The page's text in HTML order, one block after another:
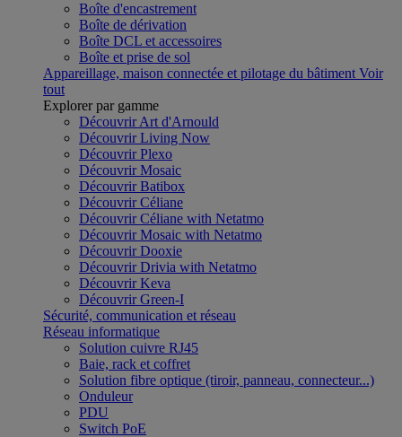
Boîte d'encastrement
Boîte de dérivation
Boîte DCL et accessoires
Boîte et prise de sol
Appareillage, maison connectée et pilotage du bâtiment Voir
tout
Explorer par gamme
Découvrir Art d'Arnould
Découvrir Living Now
Découvrir Plexo
Découvrir Mosaic
Découvrir Batibox
Découvrir Céliane
Découvrir Céliane with Netatmo
Découvrir Mosaic with Netatmo
Découvrir Dooxie
Découvrir Drivia with Netatmo
Découvrir Keva
Découvrir Green-I
Sécurité, communication et réseau
Réseau informatique
Solution cuivre RJ45
Baie, rack et coffret
Solution fibre optique (tiroir, panneau, connecteur...)
Onduleur
PDU
Switch PoE